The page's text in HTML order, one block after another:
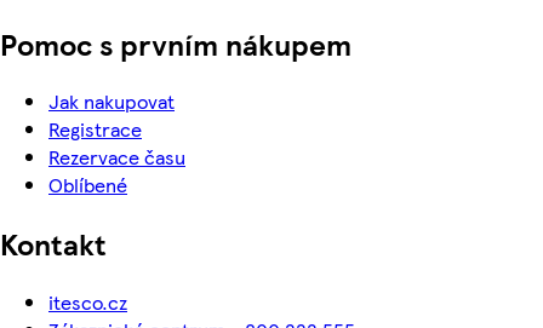
Pomoc s prvním nákupem
Jak nakupovat
Registrace
Rezervace času
Oblíbené
Kontakt
itesco.cz